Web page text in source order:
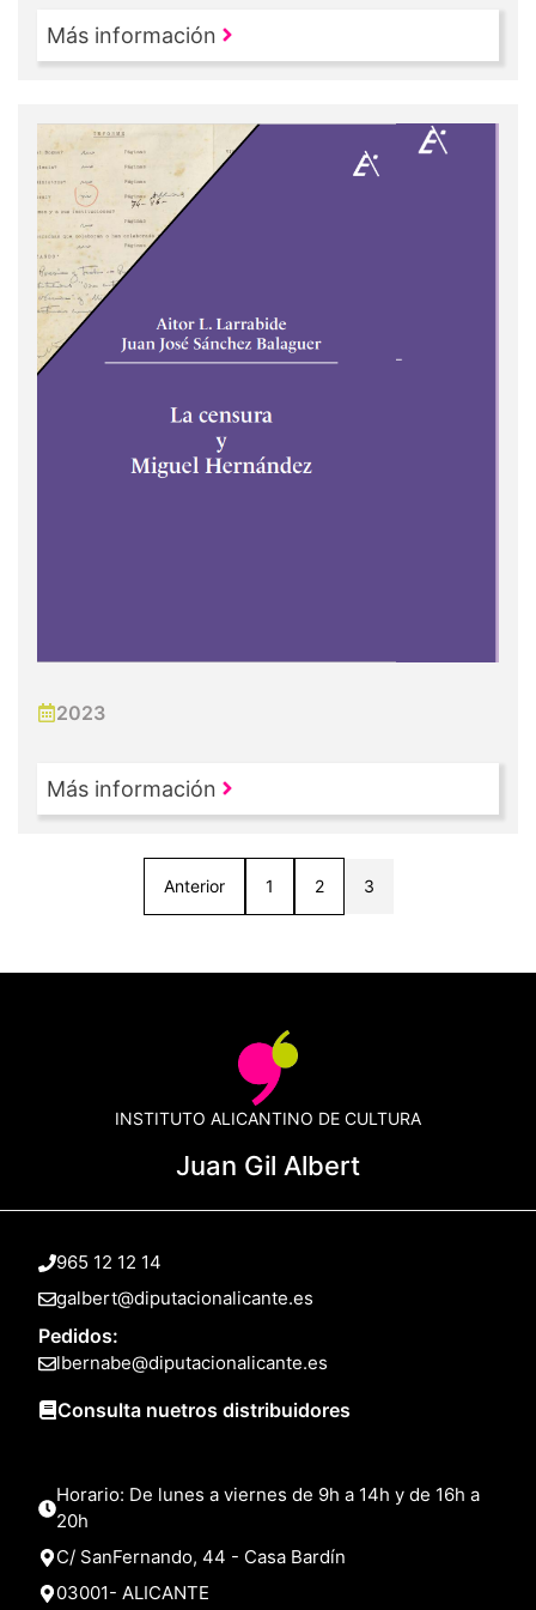
Más información
2023
Más información
Anterior 1 2 3
INSTITUTO ALICANTINO DE CULTURA
Juan Gil Albert
965 12 12 14
galbert@diputacionalicante.es
Pedidos:
lbernabe@diputacionalicante.es
Consulta nuetros distribuidores
Horario: De lunes a viernes de 9h a 14h y de 16h a
20h
C/ SanFernando, 44 - Casa Bardín
03001- ALICANTE